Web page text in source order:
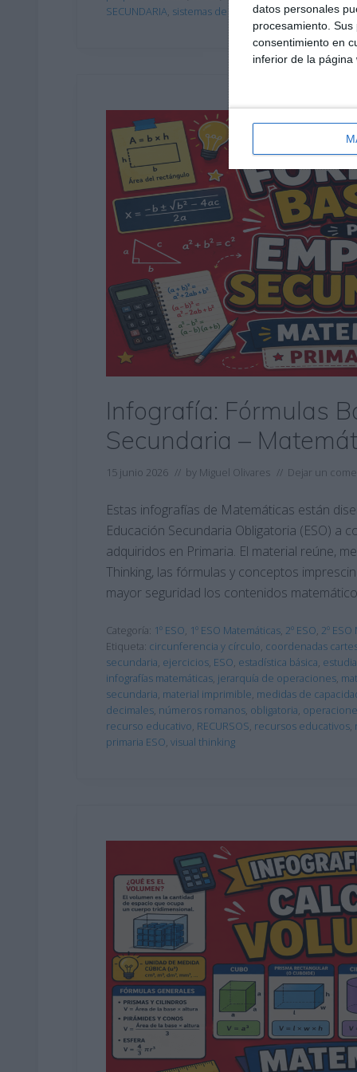
datos personales
procesamiento.
consentimiento en
inferior de la página
SECUNDARIA, sistemas de ecuaciones ,transición
Infografía: Fórmulas
Secundaria –
15 junio 2026 // by Miguel Olivares // Dejar un
Estas infografías de Matemáticas están
Educación Secundaria Obligatoria (ESO) a
adquiridos en Primaria. El material reúne,
Thinking, las fórmulas y conceptos
mayor seguridad los contenidos
Categoría: 1º ESO, 1º ESO Matemáticas, 2º ESO, 2º
Etiqueta: circunferencia y círculo, coordenadas
secundaria, ejercicios, ESO, estadística básica,
infografías matemáticas, jerarquía de operaciones,
secundaria, material imprimible, medidas de
decimales, números romanos, obligatoria,
recurso educativo, RECURSOS, recursos educativos,
primaria ESO, visual thinking